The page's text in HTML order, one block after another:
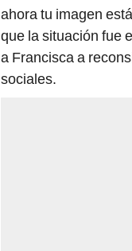
ahora tu imagen
que la situación fue
a Francisca a
sociales.